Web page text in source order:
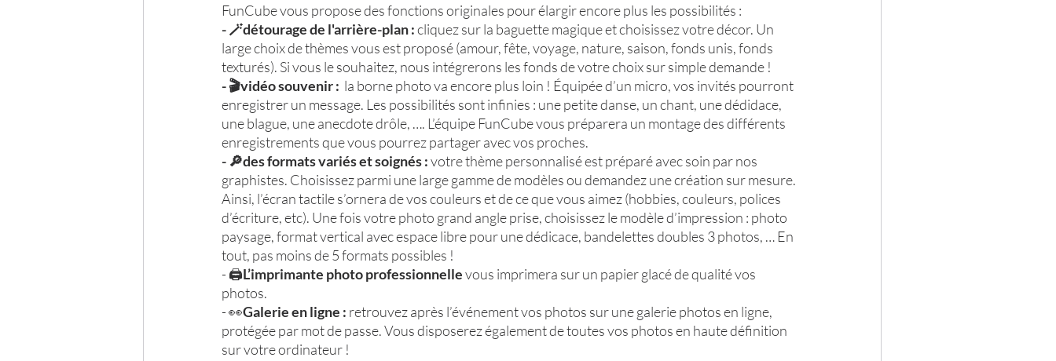
FunCube vous propose des fonctions originales pour élargir encore plus les possibilités :
- 🪄détourage de l'arrière-plan : cliquez sur la baguette magique et choisissez votre décor. Un
large choix de thèmes vous est proposé (amour, fête, voyage, nature, saison, fonds unis, fonds
texturés). Si vous le souhaitez, nous intégrerons les fonds de votre choix sur simple demande !
- 🎬vidéo souvenir : la borne photo va encore plus loin ! Équipée d’un micro, vos invités pourront
enregistrer un message. Les possibilités sont infinies : une petite danse, un chant, une dédidace,
une blague, une anecdote drôle, …. L’équipe FunCube vous préparera un montage des différents
enregistrements que vous pourrez partager avec vos proches.
- 🔎des formats variés et soignés : votre thème personnalisé est préparé avec soin par nos
graphistes. Choisissez parmi une large gamme de modèles ou demandez une création sur mesure.
Ainsi, l’écran tactile s’ornera de vos couleurs et de ce que vous aimez (hobbies, couleurs, polices
d’écriture, etc). Une fois votre photo grand angle prise, choisissez le modèle d’impression : photo
paysage, format vertical avec espace libre pour une dédicace, bandelettes doubles 3 photos, … En
tout, pas moins de 5 formats possibles !
- 🖨️L’imprimante photo professionnelle vous imprimera sur un papier glacé de qualité vos
photos.
- 👀Galerie en ligne : retrouvez après l’événement vos photos sur une galerie photos en ligne,
protégée par mot de passe. Vous disposerez également de toutes vos photos en haute définition
sur votre ordinateur !